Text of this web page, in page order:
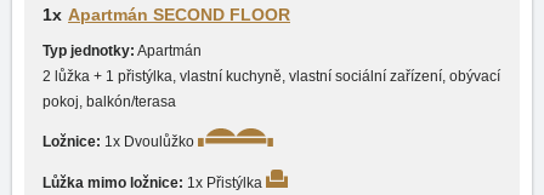
1x Apartmán SECOND FLOOR
Typ jednotky: Apartmán
2 lůžka + 1 přistýlka, vlastní kuchyně, vlastní sociální zařízení, obývací
pokoj, balkón/terasa
Ložnice: 1x Dvoulůžko
Lůžka mimo ložnice: 1x Přistýlka